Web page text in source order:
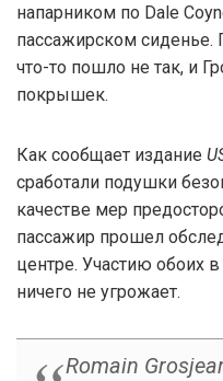
напарником по Dale
пассажирском
что-то пошло не так, и
покрышек.
Как сообщает издание
сработали подушки
качестве мер
пассажир прошел
центре. Участию обоих
ничего не угрожает.
Romain